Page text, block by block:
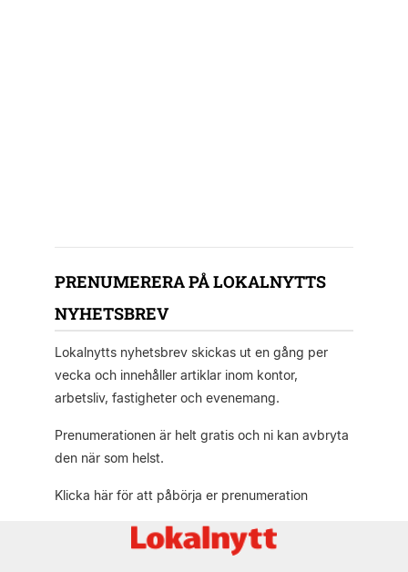
PRENUMERERA PÅ LOKALNYTTS
NYHETSBREV
Lokalnytts nyhetsbrev skickas ut en gång per
vecka och innehåller artiklar inom kontor,
arbetsliv, fastigheter och evenemang.
Prenumerationen är helt gratis och ni kan avbryta
den när som helst.
Klicka här för att påbörja er prenumeration